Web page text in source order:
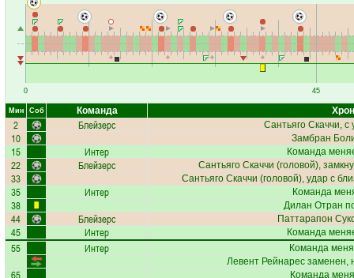
0 45
Мин Соб Команда
2 Блейзерс Сантьяго Скаччи, с
10 Замбран
15 Интер Команда
22 Блейзерс Сантьяго Скаччи (головой),
33 Сантьяго Скаччи (головой), удар с
35 Интер Команда
38 Дилан Отран
44 Блейзерс Паттарапон
45 Интер Команда
55 Интер
Команда
Левент Рейнарес заменен,
65 Команда